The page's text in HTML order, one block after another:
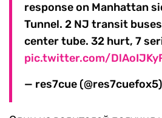
response on Manhattan
Tunnel. 2 NJ transit
center tube. 32 hurt, 7
pic.twitter.com/
— res7cue (@res7cuefox5)